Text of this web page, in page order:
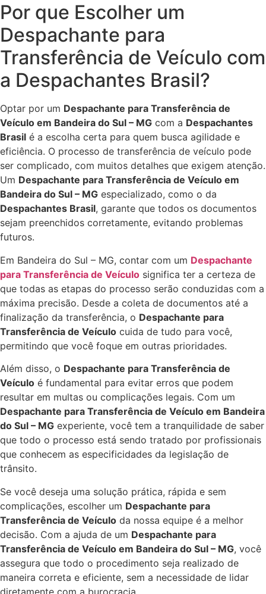
Por que Escolher um
Despachante para
Transferência de Veículo com
a Despachantes Brasil?
Optar por um Despachante para Transferência de
Veículo em Bandeira do Sul – MG com a Despachantes
Brasil é a escolha certa para quem busca agilidade e
eficiência. O processo de transferência de veículo pode
ser complicado, com muitos detalhes que exigem atenção.
Um Despachante para Transferência de Veículo em
Bandeira do Sul – MG especializado, como o da
Despachantes Brasil, garante que todos os documentos
sejam preenchidos corretamente, evitando problemas
futuros.
Em Bandeira do Sul – MG, contar com um Despachante
para Transferência de Veículo significa ter a certeza de
que todas as etapas do processo serão conduzidas com a
máxima precisão. Desde a coleta de documentos até a
finalização da transferência, o Despachante para
Transferência de Veículo cuida de tudo para você,
permitindo que você foque em outras prioridades.
Além disso, o Despachante para Transferência de
Veículo é fundamental para evitar erros que podem
resultar em multas ou complicações legais. Com um
Despachante para Transferência de Veículo em Bandeira
do Sul – MG experiente, você tem a tranquilidade de saber
que todo o processo está sendo tratado por profissionais
que conhecem as especificidades da legislação de
trânsito.
Se você deseja uma solução prática, rápida e sem
complicações, escolher um Despachante para
Transferência de Veículo da nossa equipe é a melhor
decisão. Com a ajuda de um Despachante para
Transferência de Veículo em Bandeira do Sul – MG, você
assegura que todo o procedimento seja realizado de
maneira correta e eficiente, sem a necessidade de lidar
diretamente com a burocracia.